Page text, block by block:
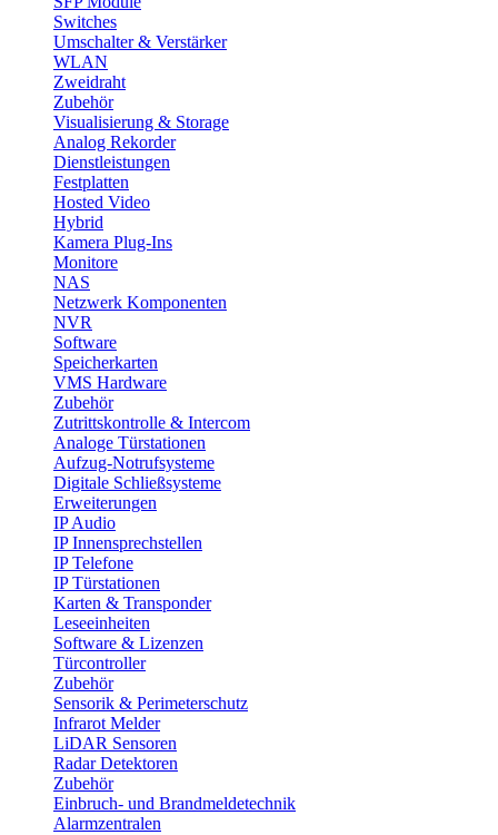
Switches
Umschalter & Verstärker
WLAN
Zweidraht
Zubehör
Visualisierung & Storage
Analog Rekorder
Dienstleistungen
Festplatten
Hosted Video
Hybrid
Kamera Plug-Ins
Monitore
NAS
Netzwerk Komponenten
NVR
Software
Speicherkarten
VMS Hardware
Zubehör
Zutrittskontrolle & Intercom
Analoge Türstationen
Aufzug-Notrufsysteme
Digitale Schließsysteme
Erweiterungen
IP Audio
IP Innensprechstellen
IP Telefone
IP Türstationen
Karten & Transponder
Leseeinheiten
Software & Lizenzen
Türcontroller
Zubehör
Sensorik & Perimeterschutz
Infrarot Melder
LiDAR Sensoren
Radar Detektoren
Zubehör
Einbruch- und Brandmeldetechnik
Alarmzentralen